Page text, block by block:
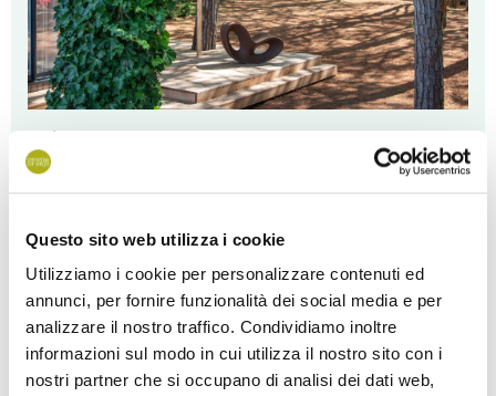
Questo sito web utilizza i cookie
Utilizziamo i cookie per personalizzare contenuti ed
annunci, per fornire funzionalità dei social media e per
analizzare il nostro traffico. Condividiamo inoltre
informazioni sul modo in cui utilizza il nostro sito con i
nostri partner che si occupano di analisi dei dati web,
Lodge
Egy új kiegészítés a természettel párbeszédet folytató kültéri
szolgáltatással. Jöjjön el és fedezze fel őket a recepció közelében,